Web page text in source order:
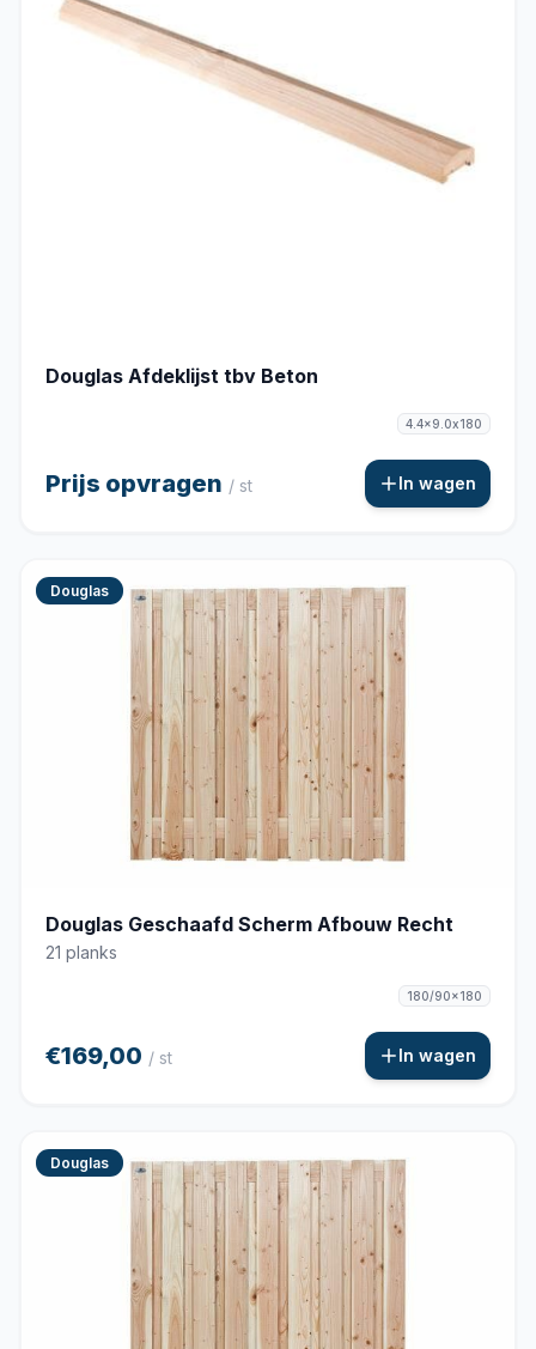
Douglas Afdeklijst tbv Beton
4.4x9.0x180
Prijs opvragen / st In wagen
Douglas
Douglas Geschaafd Scherm Afbouw Recht
21 planks
180/90x180
€169,00 / st In wagen
Douglas